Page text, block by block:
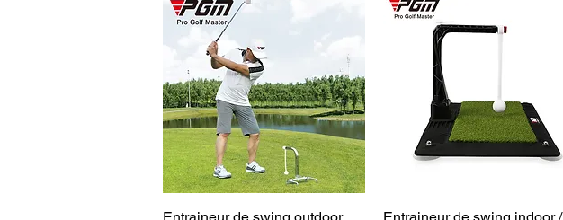
Aperçu rapide Aperçu rapide